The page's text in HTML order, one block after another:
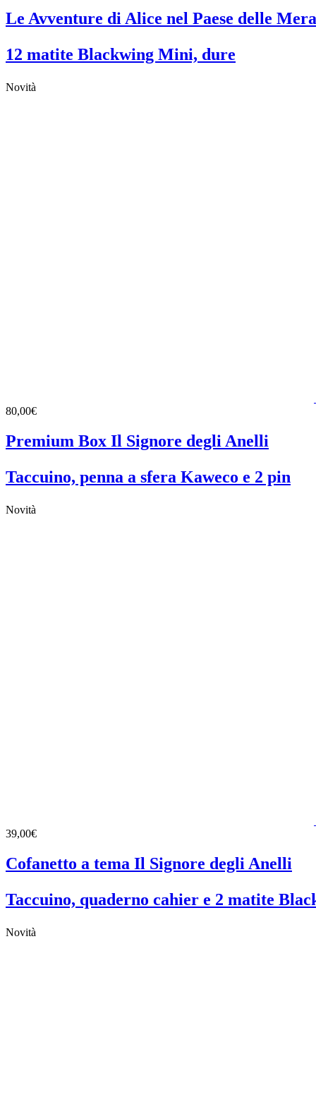
Le Avventure di Alice nel Paese delle
12 matite Blackwing Mini, dure
Novità
80,00€
Premium Box Il Signore degli Anelli
Taccuino, penna a sfera Kaweco e 2 pin
Novità
39,00€
Cofanetto a tema Il Signore degli Anelli
Taccuino, quaderno cahier e 2 matite
Novità